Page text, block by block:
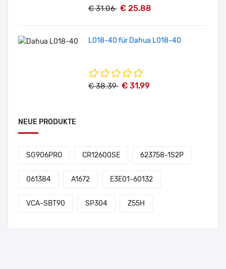
€ 31.06 € 25.88
L018-40 für Dahua L018-40
€ 38.39 € 31.99
NEUE PRODUKTE
SG906PRO CR12600SE 623758-1S2P
061384 A1672 E3E01-60132
VCA-SBT90 SP304 Z55H